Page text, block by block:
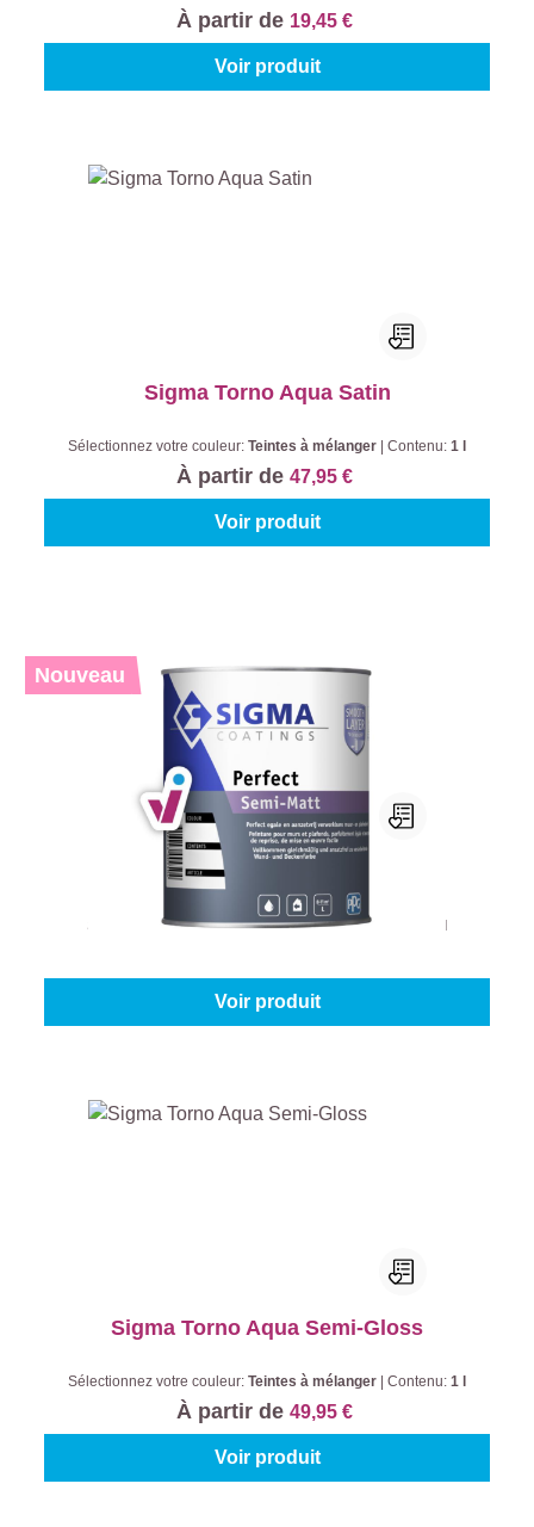
À partir de 19,45 €
Voir produit
Sigma Torno Aqua Satin
Sélectionnez votre couleur: Teintes à mélanger Contenu: 1 l
À partir de 47,95 €
Voir produit
Nouveau
Sigma Perfect Semi-Matt
Sélectionnez votre couleur:Blanc (100%)| Contenu:
Voir produit
Sigma Torno Aqua Semi-Gloss
Sélectionnez votre couleur: Teintes à mélanger Contenu: 1 l
À partir de 49,95 €
Voir produit